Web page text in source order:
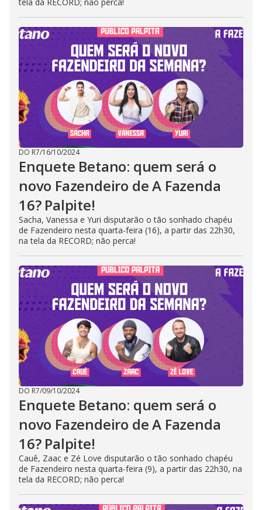
DO R7/16/10/2024
Enquete Betano: quem será o
novo Fazendeiro de A Fazenda
16? Palpite!
Sacha, Vanessa e Yuri disputarão o tão sonhado chapéu
de Fazendeiro nesta quarta-feira (16), a partir das 22h30,
na tela da RECORD; não perca!
DO R7/09/10/2024
Enquete Betano: quem será o
novo Fazendeiro de A Fazenda
16? Palpite!
Cauê, Zaac e Zé Love disputarão o tão sonhado chapéu
de Fazendeiro nesta quarta-feira (9), a partir das 22h30, na
tela da RECORD; não perca!